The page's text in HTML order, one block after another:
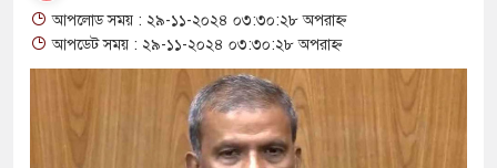
রং ফর্সাকারী ৮ ব্র্যান্ডের ক্রিমে
থাকায় বিক্রিতে নিষেধাজ্ঞা
অত্যাচারের ছবি যেন আর তুলতে
আলাল
আপলোড সময় : ২৯-১১-২০২৪ ০৩:৩০:২৮ অপরাহ্ন
আপডেট সময় : ২৯-১১-২০২৪ ০৩:৩০:২৮ অপরাহ্ন